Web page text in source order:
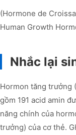
(Hormone de
Human Growth
Nhắc lại
Hormon tăng trưởng
gồm 191 acid amin
năng chính của
trưởng) của cơ thẻ.